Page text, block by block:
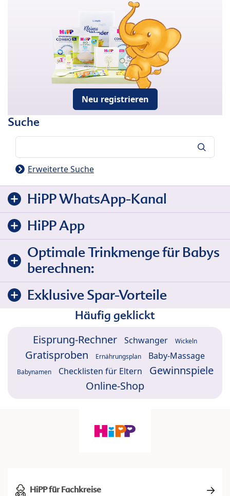
Neu registrieren
Suche
Erweiterte Suche
HiPP WhatsApp-Kanal
HiPP App
Optimale Trinkmenge für Babys
berechnen:
Exklusive Spar-Vorteile
Häufig geklickt
Eisprung-Rechner Schwanger Wickeln
Gratisproben Ernährungsplan Baby-Massage
Babynamen Checklisten für Eltern
Gewinnspiele
Online-Shop
HiPP für Fachkreise